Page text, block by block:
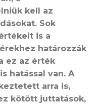
kell az
Sok
is a
határozzák
ez az érték
hatással van. A
arra is,
kötött juttatások,